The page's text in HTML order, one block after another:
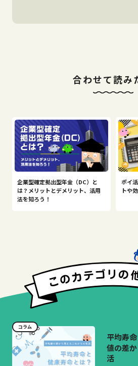
合わせて読み
企業型確定拠出型年金（DC）と
は？メリットとデメリット、活用
法を知ろう！
ポイ
トや
コラム
平均寿
値の差
活